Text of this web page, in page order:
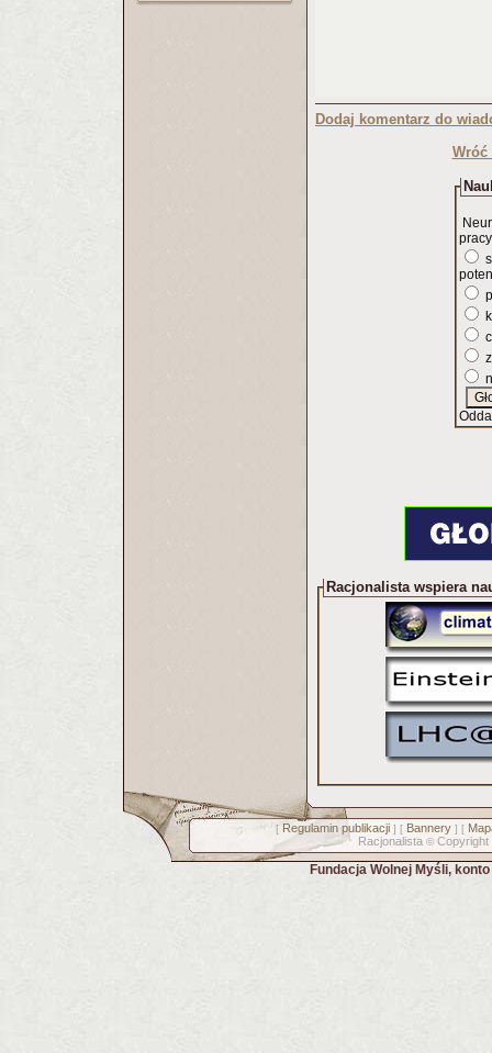
Dodaj komentarz do
Wróć
Racjonalista wspiera
[ Regulamin publikacji] [ Bannery] [
Racjonalista © Copyright
Fundacja Wolnej Myśli,